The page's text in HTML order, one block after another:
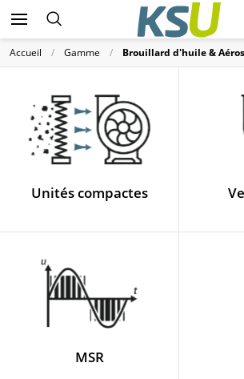
Accueil Gamme Brouillard d'huile &
Unités compactes
MSR